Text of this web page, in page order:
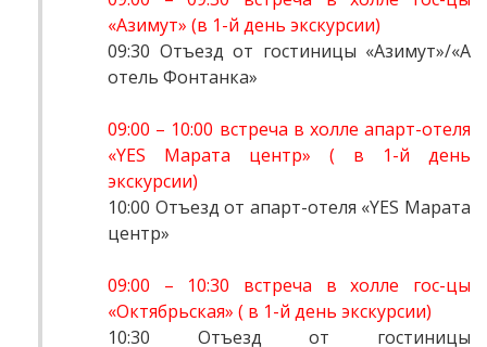
«Азимут» (в 1-й день экскурсии)
09:30 Отъезд от гостиницы «Азимут»/«А
отель Фонтанка»
09:00 – 10:00 встреча в холле апарт-отеля
«YES Марата центр» ( в 1-й день
экскурсии)
10:00 Отъезд от апарт-отеля «YES Марата
центр»
09:00 – 10:30 встреча в холле гос-цы
«Октябрьская» ( в 1-й день экскурсии)
10:30 Отъезд от гостиницы